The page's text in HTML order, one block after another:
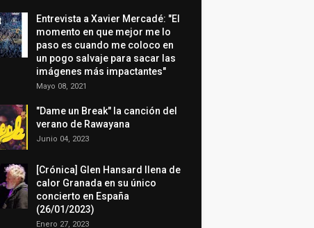
Entrevista a Xavier Mercadé: "El
momento en que mejor me lo
paso es cuando me coloco en
un pogo salvaje para sacar las
imágenes más impactantes"
Mayo 08, 2021
"Dame un Break" la canción del
verano de Rawayana
Junio 04, 2023
[Crónica] Glen Hansard llena de
calor Granada en su único
concierto en España
(26/01/2023)
Enero 27, 2023